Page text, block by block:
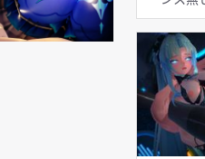
チャラ
影・ハメ撮
タイツ
イド服 アヘ顔 お漏ら
し・潮吹き 口